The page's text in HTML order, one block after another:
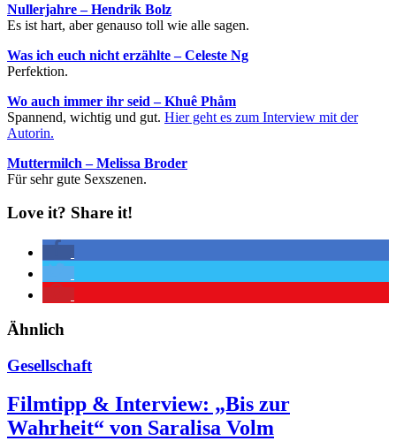
Nullerjahre – Hendrik Bolz
Es ist hart, aber genauso toll wie alle sagen.
Was ich euch nicht erzählte – Celeste Ng
Perfektion.
Wo auch immer ihr seid – Khuê Phåm
Spannend, wichtig und gut. Hier geht es zum Interview mit der
Autorin.
Muttermilch – Melissa Broder
Für sehr gute Sexszenen.
Love it? Share it!
Ähnlich
Gesellschaft
Filmtipp & Interview: „Bis zur
Wahrheit“ von Saralisa Volm